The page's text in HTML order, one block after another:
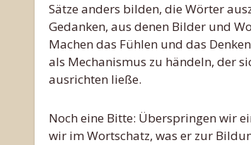
Sätze anders bilden, die Wörter
Gedanken, aus denen Bilder und
Machen das Fühlen und das
als Mechanismus zu händeln, der
ausrichten ließe.
Noch eine Bitte: Überspringen wir
wir im Wortschatz, was er zur